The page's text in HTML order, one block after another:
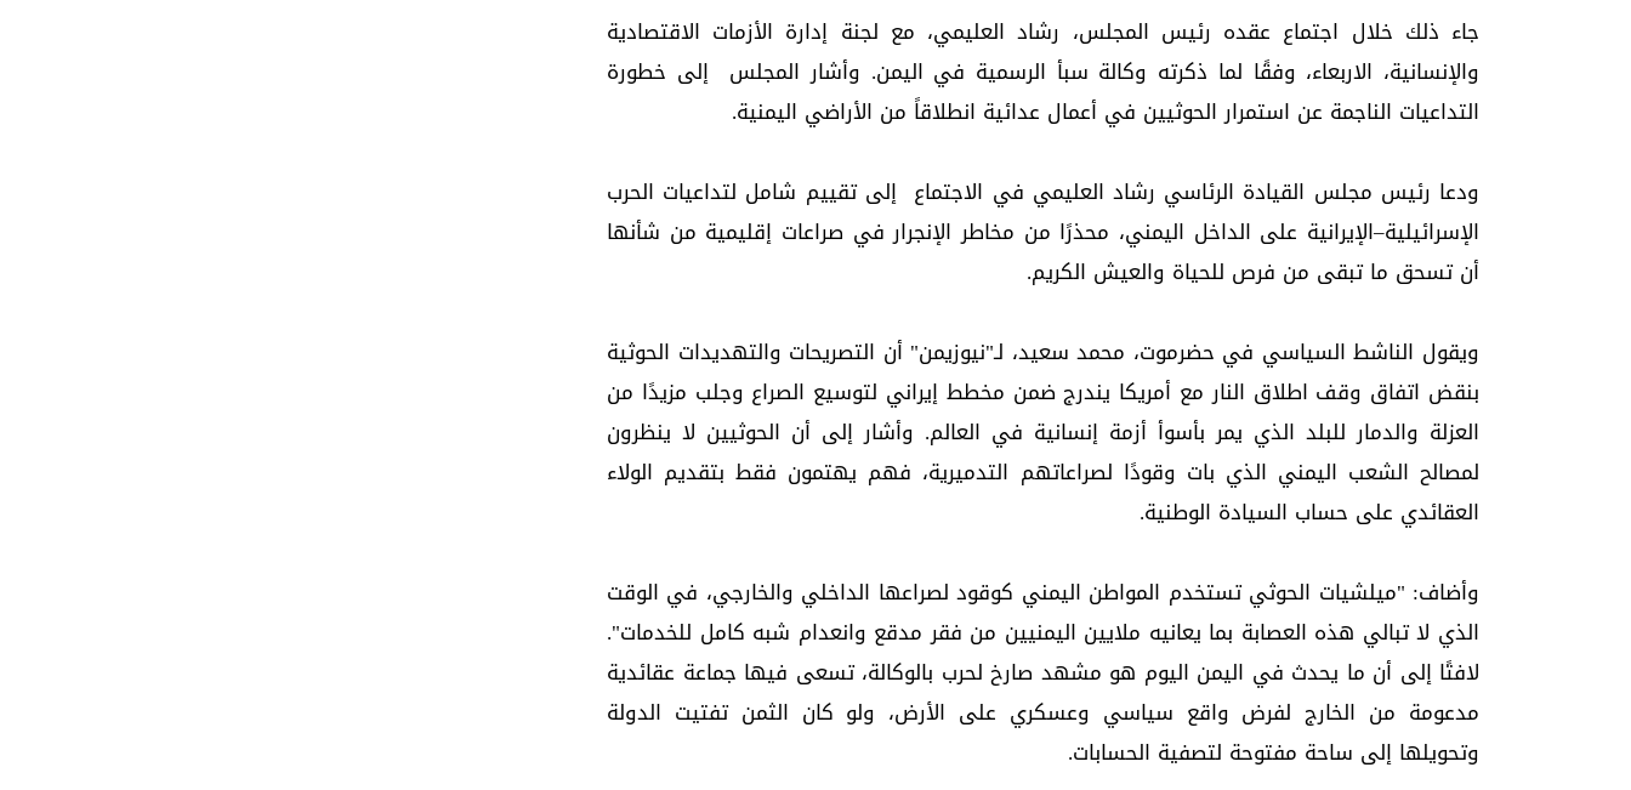
جاء ذلك خلال اجتماع عقده رئيس المجلس، رشاد العليمي، مع لجنة إدارة الأزمات الاقتصادية
والإنسانية، الاربعاء، وفقًا لما ذكرته وكالة سبأ الرسمية في اليمن. وأشار المجلس إلى خطورة
التداعيات الناجمة عن استمرار الحوثيين في أعمال عدائية انطلاقاً من الأراضي اليمنية.
ودعا رئيس مجلس القيادة الرئاسي رشاد العليمي في الاجتماع إلى تقييم شامل لتداعيات الحرب
الإسرائيلية–الإيرانية على الداخل اليمني، محذرًا من مخاطر الإنجرار في صراعات إقليمية من شأنها
أن تسحق ما تبقى من فرص للحياة والعيش الكريم.
ويقول الناشط السياسي في حضرموت، محمد سعيد، لـ"نيوزيمن" أن التصريحات والتهديدات الحوثية
بنقض اتفاق وقف اطلاق النار مع أمريكا يندرج ضمن مخطط إيراني لتوسيع الصراع وجلب مزيدًا من
العزلة والدمار للبلد الذي يمر بأسوأ أزمة إنسانية في العالم. وأشار إلى أن الحوثيين لا ينظرون
لمصالح الشعب اليمني الذي بات وقودًا لصراعاتهم التدميرية، فهم يهتمون فقط بتقديم الولاء
العقائدي على حساب السيادة الوطنية.
وأضاف: "ميلشيات الحوثي تستخدم المواطن اليمني كوقود لصراعها الداخلي والخارجي، في الوقت
الذي لا تبالي هذه العصابة بما يعانيه ملايين اليمنيين من فقر مدقع وانعدام شبه كامل للخدمات".
لافتًا إلى أن ما يحدث في اليمن اليوم هو مشهد صارخ لحرب بالوكالة، تسعى فيها جماعة عقائدية
مدعومة من الخارج لفرض واقع سياسي وعسكري على الأرض، ولو كان الثمن تفتيت الدولة
وتحويلها إلى ساحة مفتوحة لتصفية الحسابات.